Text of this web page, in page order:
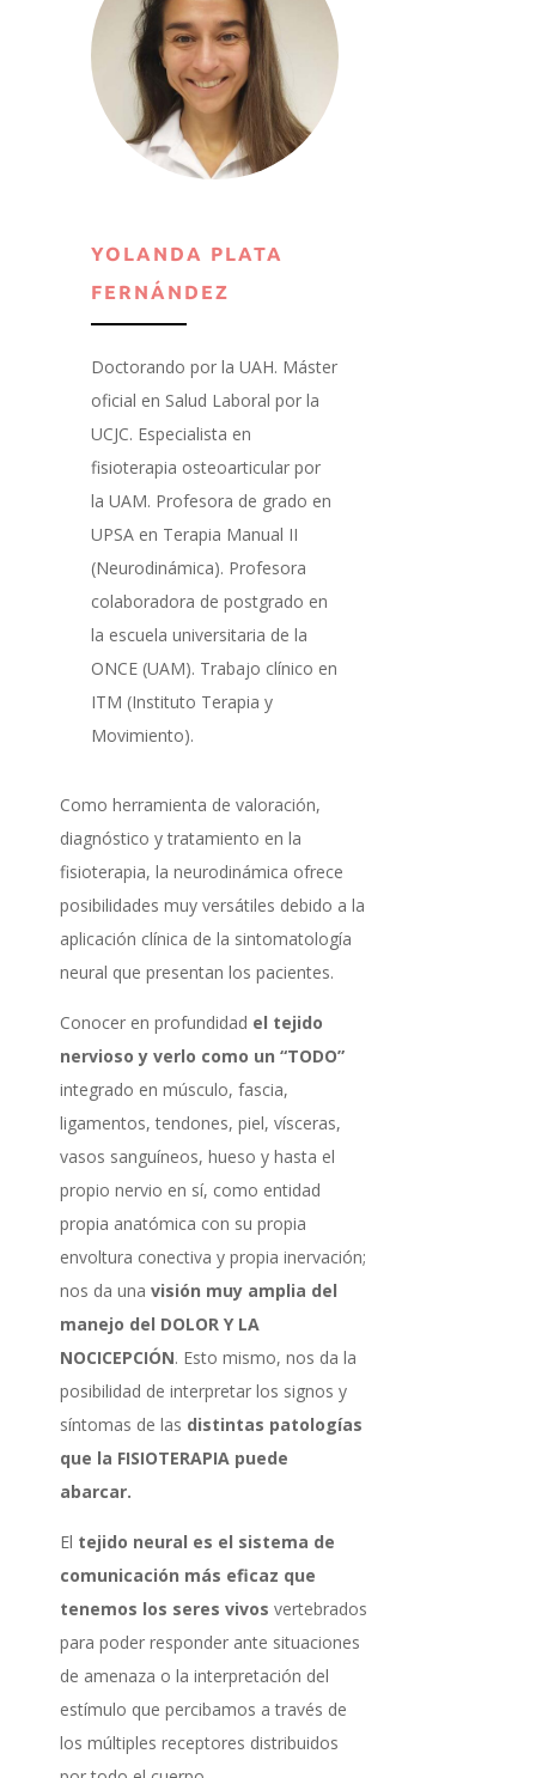
YOLANDA PLATA
FERNÁNDEZ
Doctorando por la UAH. Máster
oficial en Salud Laboral por la
UCJC. Especialista en
fisioterapia osteoarticular por
la UAM. Profesora de grado en
UPSA en Terapia Manual II
(Neurodinámica). Profesora
colaboradora de postgrado en
la escuela universitaria de la
ONCE (UAM). Trabajo clínico en
ITM (Instituto Terapia y
Movimiento).
Como herramienta de valoración,
diagnóstico y tratamiento en la
fisioterapia, la neurodinámica ofrece
posibilidades muy versátiles debido a la
aplicación clínica de la sintomatología
neural que presentan los pacientes.
Conocer en profundidad el tejido
nervioso y verlo como un “TODO”
integrado en músculo, fascia,
ligamentos, tendones, piel, vísceras,
vasos sanguíneos, hueso y hasta el
propio nervio en sí, como entidad
propia anatómica con su propia
envoltura conectiva y propia inervación;
nos da una visión muy amplia del
manejo del DOLOR Y LA
NOCICEPCIÓN. Esto mismo, nos da la
posibilidad de interpretar los signos y
síntomas de las distintas patologías
que la FISIOTERAPIA puede
abarcar.
El tejido neural es el sistema de
comunicación más eficaz que
tenemos los seres vivos vertebrados
para poder responder ante situaciones
de amenaza o la interpretación del
estímulo que percibamos a través de
los múltiples receptores distribuidos